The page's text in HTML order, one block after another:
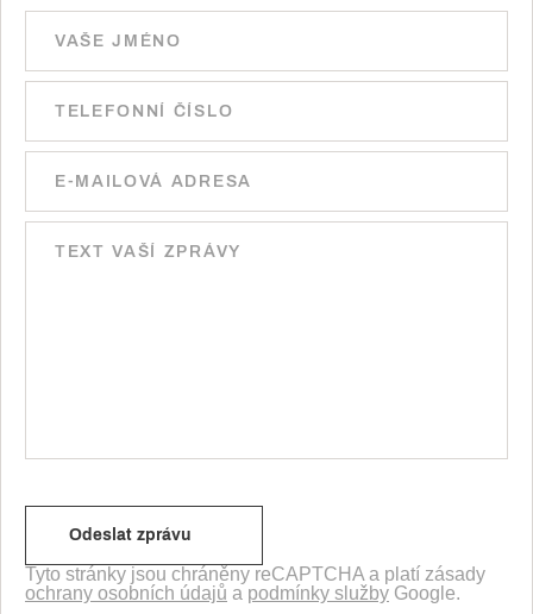
Ponechte toto pole prázdné.
Tyto stránky jsou chráněny reCAPTCHA a platí zásady
ochrany osobních údajů a podmínky služby Google.